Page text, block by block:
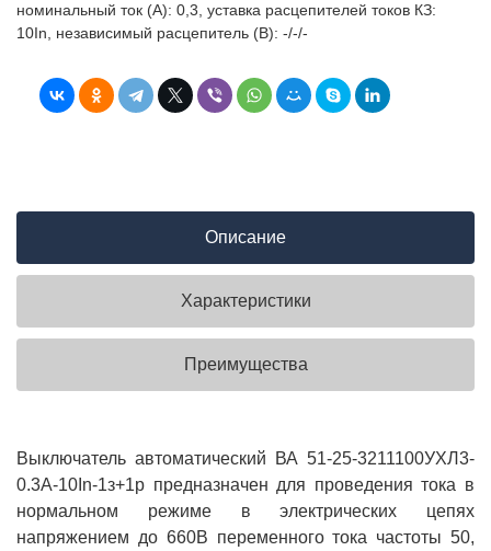
номинальный ток (А): 0,3, уставка расцепителей токов КЗ:
10In, независимый расцепитель (В): -/-/-
Описание
Характеристики
Преимущества
Выключатель автоматический ВА 51-25-3211100УХЛ3-
0.3А-10In-1з+1р предназначен для проведения тока в
нормальном режиме в электрических цепях
напряжением до 660В переменного тока частоты 50,